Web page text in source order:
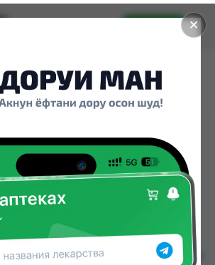
✕
Установить
РОКСИЙ
МЛ
СПРЕЙ 1000 МЛ можно
в аптеках, Нишон №1, Релакс